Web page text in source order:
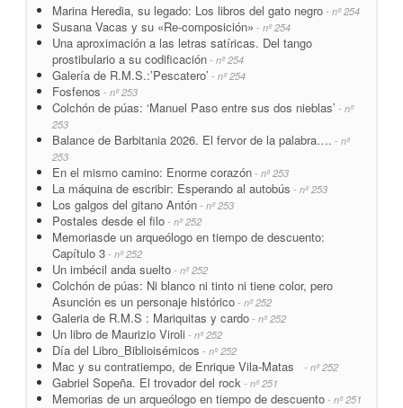
Marina Heredia, su legado: Los libros del gato negro - nº 254
Susana Vacas y su «Re-composición» - nº 254
Una aproximación a las letras satíricas. Del tango
prostibulario a su codificación - nº 254
Galería de R.M.S.:’Pescatero’ - nº 254
Fosfenos - nº 253
Colchón de púas: ‘Manuel Paso entre sus dos nieblas’ - nº
253
Balance de Barbitania 2026. El fervor de la palabra…. - nº
253
En el mismo camino: Enorme corazón - nº 253
La máquina de escribir: Esperando al autobús - nº 253
Los galgos del gitano Antón - nº 253
Postales desde el filo - nº 252
Memoriasde un arqueólogo en tiempo de descuento:
Capítulo 3 - nº 252
Un imbécil anda suelto - nº 252
Colchón de púas: Ni blanco ni tinto ni tiene color, pero
Asunción es un personaje histórico - nº 252
Galeria de R.M.S : Mariquitas y cardo - nº 252
Un libro de Maurizio Viroli - nº 252
Día del Libro_Biblioisémicos - nº 252
Mac y su contratiempo, de Enrique Vila-Matas - nº 252
Gabriel Sopeña. El trovador del rock - nº 251
Memorias de un arqueólogo en tiempo de descuento - nº 251